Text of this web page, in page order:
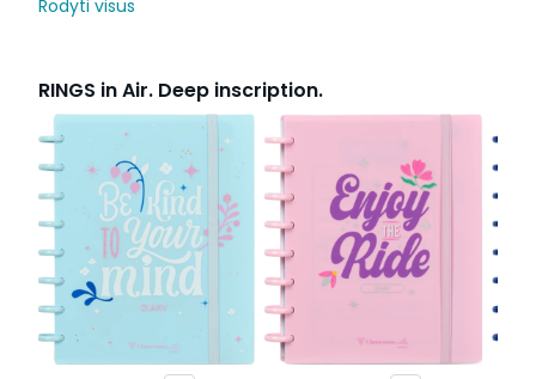
Rodyti visus
RINGS in Air. Deep inscription.